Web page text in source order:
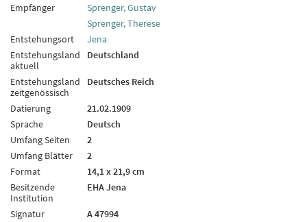
Empfänger
Sprenger, Gustav
Sprenger, Therese
Entstehungsort
Jena
Entstehungsland
aktuell
Deutschland
Entstehungsland
zeitgenössisch
Deutsches Reich
Datierung
21.02.1909
Sprache
Deutsch
Umfang Seiten
2
Umfang Blätter
2
Format
14,1 x 21,9 cm
Besitzende
Institution
EHA Jena
Signatur
A 47994